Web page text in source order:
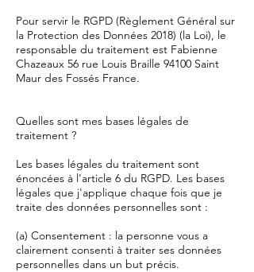
Pour servir le RGPD (Règlement Général sur
la Protection des Données 2018) (la Loi), le
responsable du traitement est Fabienne
Chazeaux 56 rue Louis Braille 94100 Saint
Maur des Fossés France.
Quelles sont mes bases légales de
traitement ?
Les bases légales du traitement sont
énoncées à l'article 6 du RGPD. Les bases
légales que j'applique chaque fois que je
traite des données personnelles sont :
(a) Consentement : la personne vous a
clairement consenti à traiter ses données
personnelles dans un but précis.